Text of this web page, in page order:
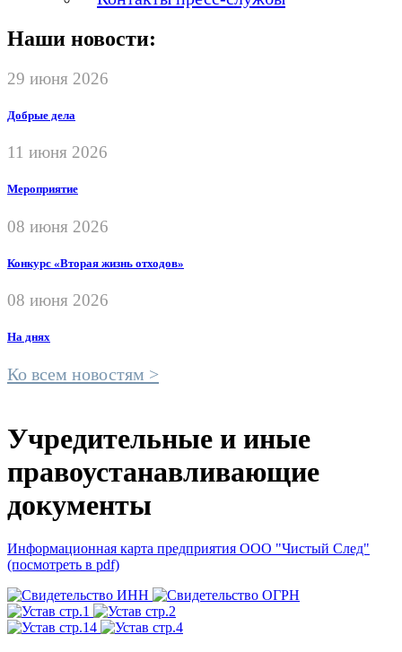
Наши новости:
29 июня 2026
Добрые дела
11 июня 2026
Мероприятие
08 июня 2026
Конкурс «Вторая жизнь отходов»
08 июня 2026
На днях
Ко всем новостям >
Учредительные и иные
правоустанавливающие
документы
Информационная карта предприятия ООО "Чистый След"
(посмотреть в pdf)